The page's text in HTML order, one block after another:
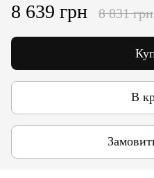
8 639 грн 8 831 грн
В